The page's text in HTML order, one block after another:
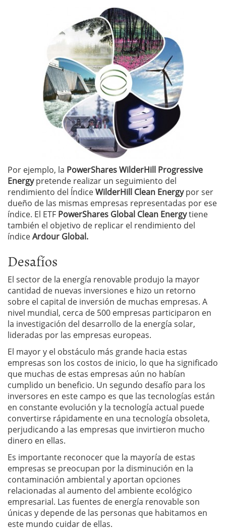
Por ejemplo, la PowerShares WilderHill Progressive
Energypretende realizar un seguimiento del
rendimiento del ÍndiceWilderHill Clean Energypor ser
dueño de las mismas empresas representadas por ese
índice. El ETF PowerShares Global Clean Energytiene
también el objetivo de replicar el rendimiento del
índiceArdour Global.
Desafíos
El sector de la energía renovable produjo la mayor
cantidad de nuevas inversiones e hizo un retorno
sobre el capital de inversión de muchas empresas. A
nivel mundial, cerca de 500 empresas participaron en
la investigación del desarrollo de la energía solar,
lideradas por las empresas europeas.
El mayor y el obstáculo más grande hacia estas
empresas son los costos de inicio, lo que ha significado
que muchas de estas empresas aún no habían
cumplido un beneficio. Un segundo desafío para los
inversores en este campo es que las tecnologías están
en constante evolución y la tecnología actual puede
convertirse rápidamente en una tecnología obsoleta,
perjudicando a las empresas que invirtieron mucho
dinero en ellas.
Es importante reconocer que la mayoría de estas
empresas se preocupan por la disminución en la
contaminación ambiental y aportan opciones
relacionadas al aumento del ambiente ecológico
empresarial. Las fuentes de energía renovable son
únicas y depende de las personas que habitamos en
este mundo cuidar de ellas.